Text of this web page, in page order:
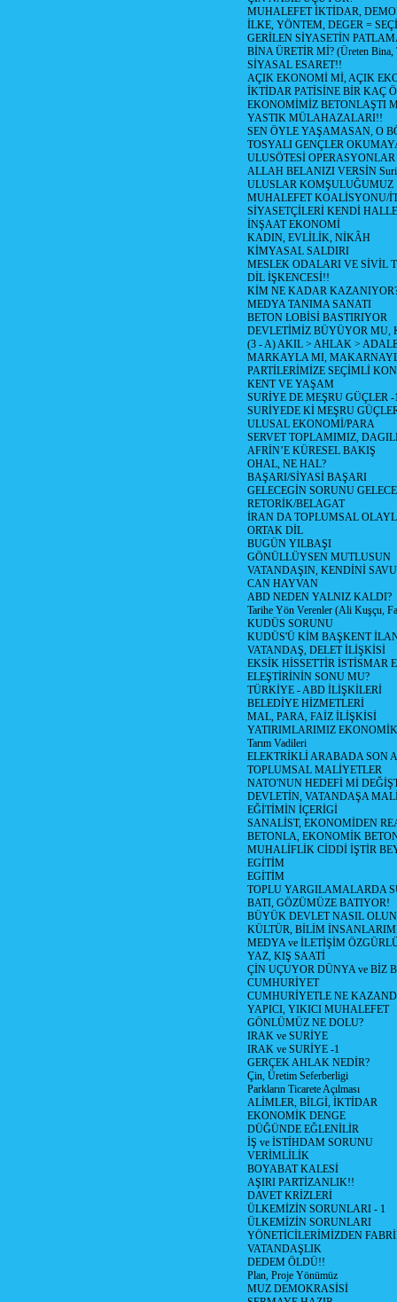
MUHALEFET İKTİDAR,
İLKE, YÖNTEM, DEGER =
GERİLEN SİYASETİN
BİNA ÜRETİR Mİ? (Üreten Bina,
SİYASAL ESARET!!
AÇIK EKONOMİ Mİ, AÇIK
İKTİDAR PATİSİNE BİR KAÇ
EKONOMİMİZ BETONLAŞTI
YASTIK MÜLAHAZALARI!!
SEN ÖYLE YAŞAMASAN, O
TOSYALI GENÇLER
ULUSÖTESİ OPERASYONLAR
ALLAH BELANIZI VERSİN
ULUSLAR KOMŞULUĞUMUZ
MUHALEFET KOALİSYONU/
SİYASETÇİLERİ KENDİ
İNŞAAT EKONOMİ
KADIN, EVLİLİK, NİKÂH
KİMYASAL SALDIRI
MESLEK ODALARI VE SİVİL
DİL İŞKENCESİ!!
KİM NE KADAR
MEDYA TANIMA SANATI
BETON LOBİSİ BASTIRIYOR
DEVLETİMİZ BÜYÜYOR MU,
(3 - A) AKIL > AHLAK >
MARKAYLA MI,
PARTİLERİMİZE SEÇİMLİ
KENT VE YAŞAM
SURİYE DE MEŞRU GÜÇLER -
SURİYEDE Kİ MEŞRU
ULUSAL EKONOMİ/PARA
SERVET TOPLAMIMIZ,
AFRİN’E KÜRESEL BAKIŞ
OHAL, NE HAL?
BAŞARI/SİYASİ BAŞARI
GELECEGİN SORUNU
RETORİK/BELAGAT
İRAN DA TOPLUMSAL
ORTAK DİL
BUGÜN YILBAŞI
GÖNÜLLÜYSEN MUTLUSUN
VATANDAŞIN, KENDİNİ
CAN HAYVAN
ABD NEDEN YALNIZ KALDI?
Tarihe Yön Verenler (Ali Kuşçu,
KUDÜS SORUNU
KUDÜS'Ü KİM BAŞKENT
VATANDAŞ, DELET İLİŞKİSİ
EKSİK HİSSETTİR İSTİSMAR
ELEŞTİRİNİN SONU MU?
TÜRKİYE - ABD İLİŞKİLERİ
BELEDİYE HİZMETLERİ
MAL, PARA, FAİZ İLİŞKİSİ
YATIRIMLARIMIZ
Tarım Vadileri
ELEKTRİKLİ ARABADA SON
TOPLUMSAL MALİYETLER
NATO'NUN HEDEFİ Mİ
DEVLETİN, VATANDAŞA
EĞİTİMİN İÇERİGİ
SANALİST, EKONOMİDEN
BETONLA, EKONOMİK
MUHALİFLİK CİDDİ İŞTİR
EGİTİM
EGİTİM
TOPLU YARGILAMALARDA
BATI, GÖZÜMÜZE BATIYOR!
BÜYÜK DEVLET NASIL
KÜLTÜR, BİLİM
MEDYA ve İLETİŞİM
YAZ, KIŞ SAATİ
ÇİN UÇUYOR DÜNYA ve BİZ
CUMHURİYET
CUMHURİYETLE NE
YAPICI, YIKICI MUHALEFET
GÖNLÜMÜZ NE DOLU?
IRAK ve SURİYE
IRAK ve SURİYE -1
GERÇEK AHLAK NEDİR?
Çin, Üretim Seferberligi
Parkların Ticarete Açılması
ALİMLER, BİLGİ, İKTİDAR
EKONOMİK DENGE
DÜĞÜNDE EĞLENİLİR
İŞ ve İSTİHDAM SORUNU
VERİMLİLİK
BOYABAT KALESİ
AŞIRI PARTİZANLIK!!
DAVET KRİZLERİ
ÜLKEMİZİN SORUNLARI - 1
ÜLKEMİZİN SORUNLARI
YÖNETİCİLERİMİZDEN
VATANDAŞLIK
DEDEM ÖLDÜ!!
Plan, Proje Yönümüz
MUZ DEMOKRASİSİ